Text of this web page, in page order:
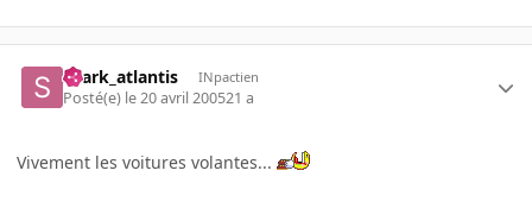
shark_atlantis INpactien
Posté(e) le 20 avril 200521 a
Vivement les voitures volantes...